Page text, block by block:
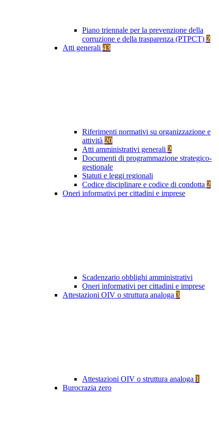
Piano triennale per la prevenzione della
corruzione e della trasparenza (PTPCT) 2
Atti generali 43
Riferimenti normativi su organizzazione e
attività 20
Atti amministrativi generali 2
Documenti di programmazione strategico-
gestionale
Statuti e leggi regionali
Codice disciplinare e codice di condotta 2
Oneri informativi per cittadini e imprese
Scadenzario obblighi amministrativi
Oneri informativi per cittadini e imprese
Attestazioni OIV o struttura analoga 3
Attestazioni OIV o struttura analoga 1
Burocrazia zero